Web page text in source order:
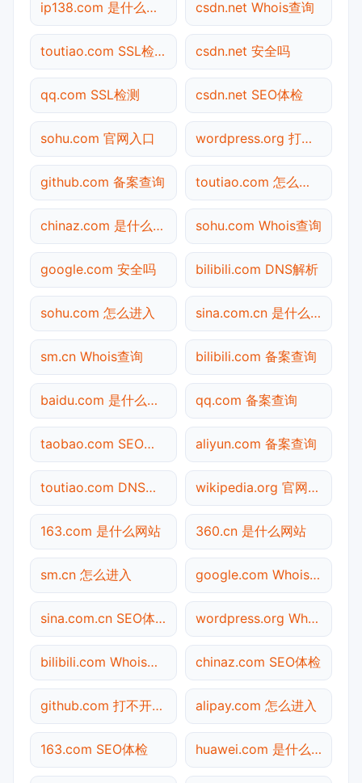
ip138.com 是什么网站 csdn.net Whois查询
toutiao.com SSL检测 csdn.net 安全吗
qq.com SSL检测 csdn.net SEO体检
sohu.com 官网入口 wordpress.org 打不开检测
github.com 备案查询 toutiao.com 怎么进入
chinaz.com 是什么网站 sohu.com Whois查询
google.com 安全吗 bilibili.com DNS解析
sohu.com 怎么进入 sina.com.cn 是什么网站
sm.cn Whois查询 bilibili.com 备案查询
baidu.com 是什么网站 qq.com 备案查询
taobao.com SEO体检 aliyun.com 备案查询
toutiao.com DNS解析 wikipedia.org 官网入口
163.com 是什么网站 360.cn 是什么网站
sm.cn 怎么进入 google.com Whois查询
sina.com.cn SEO体检 wordpress.org Whois查询
bilibili.com Whois查询 chinaz.com SEO体检
github.com 打不开检测 alipay.com 怎么进入
163.com SEO体检 huawei.com 是什么网站